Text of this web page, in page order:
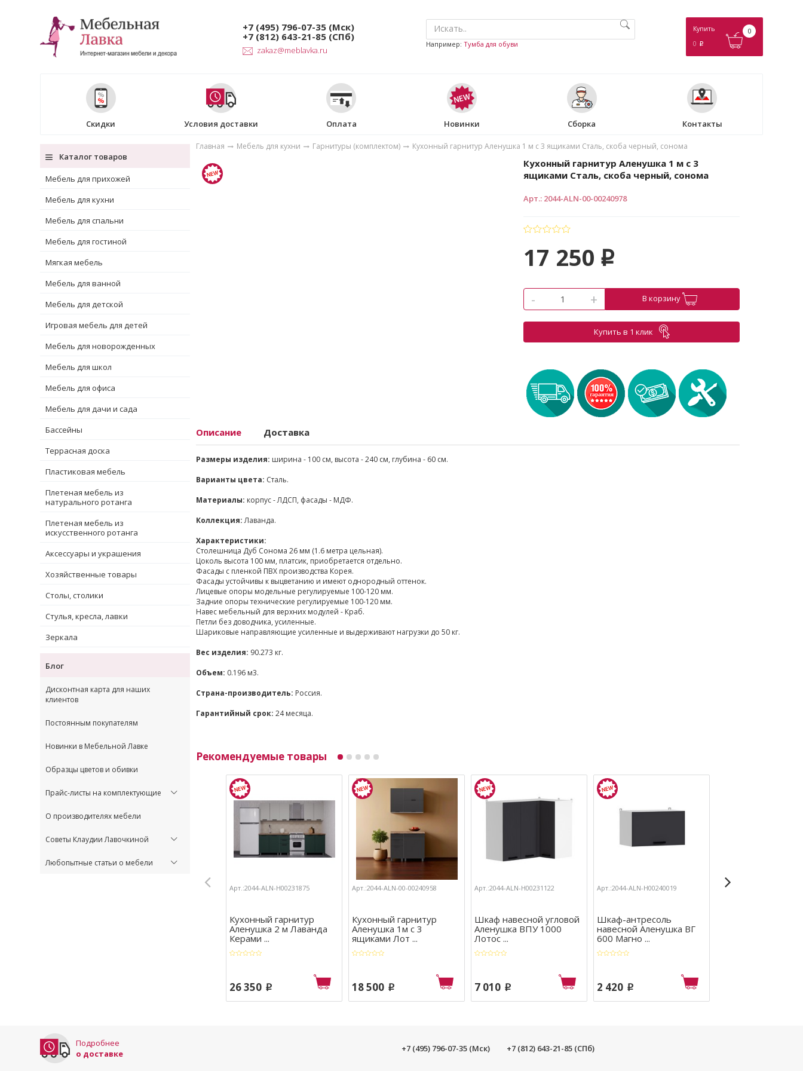
+7 (495) 796-07-35 (Мск)
+7 (812) 643-21-85 (СПб)
zakaz@meblavka.ru
Например: Тумба для обуви
Купить
0 p
0
Скидки Условия доставки Оплата Новинки Сборка Контакты
Каталог товаров
Мебель для прихожей
Мебель для кухни
Мебель для спальни
Мебель для гостиной
Мягкая мебель
Мебель для ванной
Мебель для детской
Игровая мебель для детей
Мебель для новорожденных
Мебель для школ
Мебель для офиса
Мебель для дачи и сада
Бассейны
Террасная доска
Пластиковая мебель
Плетеная мебель из
натурального ротанга
Плетеная мебель из
искусственного ротанга
Аксессуары и украшения
Хозяйственные товары
Столы, столики
Стулья, кресла, лавки
Зеркала
Блог
Дисконтная карта для наших
клиентов
Постоянным покупателям
Новинки в Мебельной Лавке
Образцы цветов и обивки
Прайс-листы на комплектующие
О производителях мебели
Советы Клаудии Лавочкиной
Любопытные статьи о мебели
Главная Мебель для кухни Гарнитуры (комплектом) Кухонный гарнитур Аленушка 1 м с 3 ящиками Сталь, скоба черный, сонома
Кухонный гарнитур Аленушка 1 м с 3
ящиками Сталь, скоба черный, сонома
Арт.: 2044-ALN-00-00240978
17 250 p
- + В корзину
Купить в 1 клик
Описание Доставка
Размеры изделия: ширина - 100 см, высота - 240 см, глубина - 60 см.
Варианты цвета: Сталь.
Материалы: корпус - ЛДСП, фасады - МДФ.
Коллекция:Лаванда.
Характеристики:
Столешница Дуб Сонома 26 мм (1.6 метра цельная).
Цоколь высота 100 мм, платсик, приобретается отдельно.
Фасады с пленкой ПВХ производства Корея.
Фасады устойчивы к выцветанию и имеют однородный оттенок.
Лицевые опоры модельные регулируемые 100-120 мм.
Задние опоры технические регулируемые 100-120 мм.
Навес мебельный для верхних модулей - Краб.
Петли без доводчика, усиленные.
Шариковые направляющие усиленные и выдерживают нагрузки до 50 кг.
Вес изделия: 90.273 кг.
Объем: 0.196 м3.
Страна-производитель: Россия.
Гарантийный срок: 24 месяца.
Рекомендуемые товары
Арт.:2044-ALN-Н00231875
Кухонный гарнитур
Аленушка 2 м Лаванда
Керами ...
26 350 p
Арт.:2044-ALN-00-00240958
Кухонный гарнитур
Аленушка 1м с 3
ящиками Лот ...
18 500 p
Арт.:2044-ALN-Н00231122
Шкаф навесной угловой
Аленушка ВПУ 1000
Лотос ...
7 010 p
Арт.:2044-ALN-Н00240019
Шкаф-антресоль
навесной Аленушка ВГ
600 Магно ...
2 420 p
Арт.:2044-ALN-Н00240390
Подробнее
о доставке
+7 (495) 796-07-35 (Мск) +7 (812) 643-21-85 (СПб)